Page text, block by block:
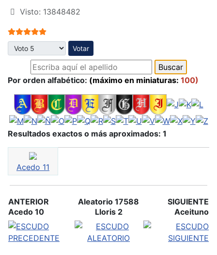
Visto: 13848482
Ratio:5/5
Por favor, vote
Por orden alfabético: (máximo en miniaturas: 100)
Resultados exactos o más aproximados: 1
Acedo 11
ANTERIOR
Acedo 10
Aleatorio 17588
Lloris 2
SIGUIENTE
Aceituno